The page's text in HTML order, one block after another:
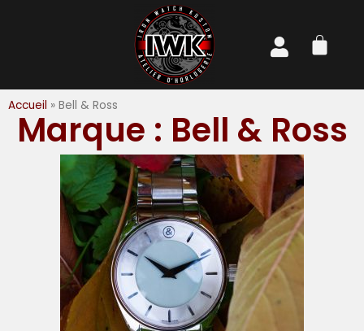
Accueil » Bell & Ross
Marque : Bell & Ross